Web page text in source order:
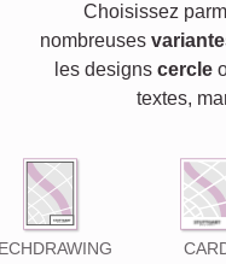
Choisissez
nombreuses
les designs cercle
textes,